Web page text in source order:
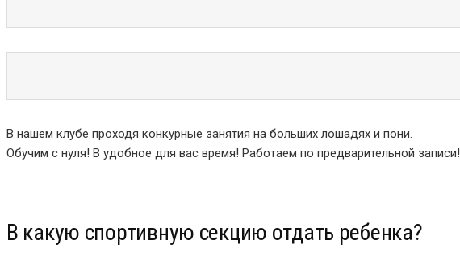
В нашем клубе проходя конкурные занятия на больших лошадях и пони.
Обучим с нуля! В удобное для вас время! Работаем по предварительной записи!
В какую спортивную секцию отдать ребенка?